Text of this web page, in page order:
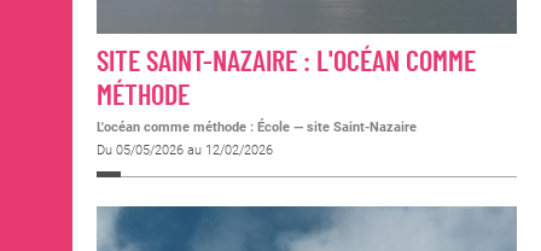
SITE SAINT-NAZAIRE : L'OCÉAN COMME
MÉTHODE
L'océan comme méthode : École — site Saint-Nazaire
Du 05/05/2026 au 12/02/2026